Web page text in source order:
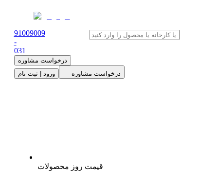
91009009
-
031
درخواست مشاوره
ورود | ثبت نام
درخواست مشاوره
قیمت روز محصولات